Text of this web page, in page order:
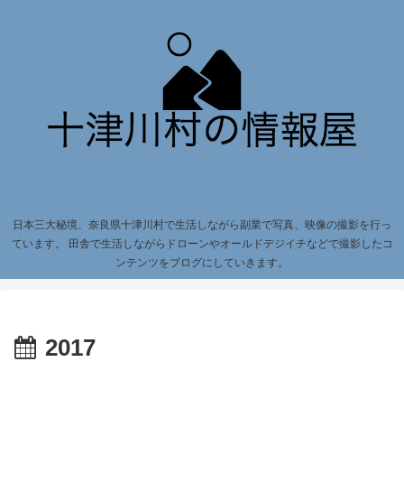
日本三大秘境、奈良県十津川村で生活しながら副業で写真、映像の撮影を行っ
ています。 田舎で生活しながらドローンやオールドデジイチなどで撮影したコ
ンテンツをブログにしていきます。
2017